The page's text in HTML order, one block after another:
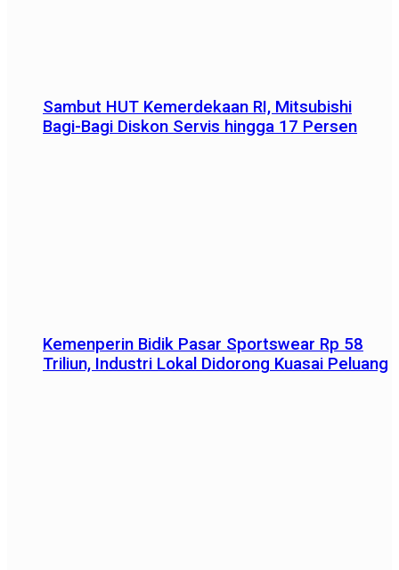
Sambut HUT Kemerdekaan RI, Mitsubishi
Bagi-Bagi Diskon Servis hingga 17 Persen
Kemenperin Bidik Pasar Sportswear Rp 58
Triliun, Industri Lokal Didorong Kuasai Peluang